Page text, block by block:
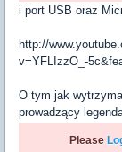
i port USB oraz
http://
v=YFLIzzO_-
O tym jak
prowadzący
Please